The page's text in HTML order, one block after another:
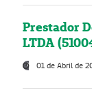
Prestador
LTDA
01 de Abril de